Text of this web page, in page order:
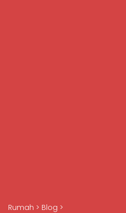
Rumah > Blog >